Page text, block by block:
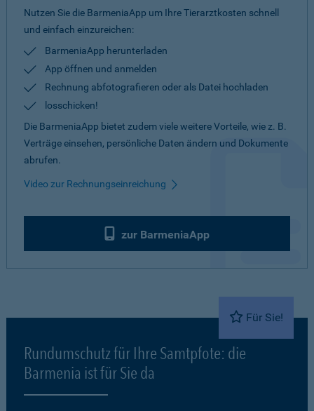
Nutzen Sie die BarmeniaApp um Ihre Tierarztkosten schnell
und einfach einzureichen:
BarmeniaApp herunterladen
App öffnen und anmelden
Rechnung abfotografieren oder als Datei hochladen
losschicken!
Die BarmeniaApp bietet zudem viele weitere Vorteile, wie z. B.
Verträge einsehen, persönliche Daten ändern und Dokumente
abrufen.
Video zur Rechnungseinreichung
zur BarmeniaApp
Für Sie!
Rundumschutz für Ihre Samtpfote: die
Barmenia ist für Sie da